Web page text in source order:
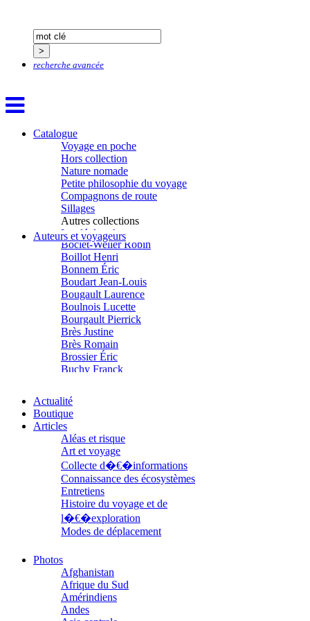
recherche avancée
Catalogue
Voyage en poche
Hors collection
Nature nomade
Petite philosophie du voyage
Compagnons de route
Sillages
Autres collections
La clé des champs
Chemins d’étoiles
Visions
Auteurs et voyageurs
Baujard Jacques
Bazin Sylvain
Bellec Hervé
Bertrandy Antoine
Bezsonov Youri
Bideau Michel-Cosme
Billard Yannick
Blanchet Anne-Lise
Bluntzer Christophe
Bobin Mathieu
Boch Anne-Laure
Boch Julie
Boclet-Weller Robin
Boillot Henri
Bonnem Éric
Boudart Jean-Louis
Bougault Laurence
Boulnois Lucette
Bourgault Pierrick
Brès Justine
Brès Romain
Brossier Éric
Buchy Franck
Buiron Daphné
Busquet Gérard
Cagnat René
Calonne Marc-Antoine
Calvez Tangi
Cann Typhaine
Carbonnaux Stéphan
Caritey Rémi
Carrau Noak
Caufriez Anne
Chérel Guillaume
Chambost Germain
Chapuis Amandine
Chastel Marie
Chaud Marianne
Chenot Philippe
Chicurel Arnaud
Clémenceau Adrien
Actualité
Boutique
Articles
Aléas et risque
Art et voyage
Collecte d�€�informations
Connaissance des écosystèmes
Entretiens
Histoire du voyage et de
l�€�exploration
Modes de déplacement
Parcours choisis
Patrimoine
Petite ethnographie
Portraits
Questions de survie
Réflexions
Photos
Afghanistan
Afrique du Sud
Amérindiens
Andes